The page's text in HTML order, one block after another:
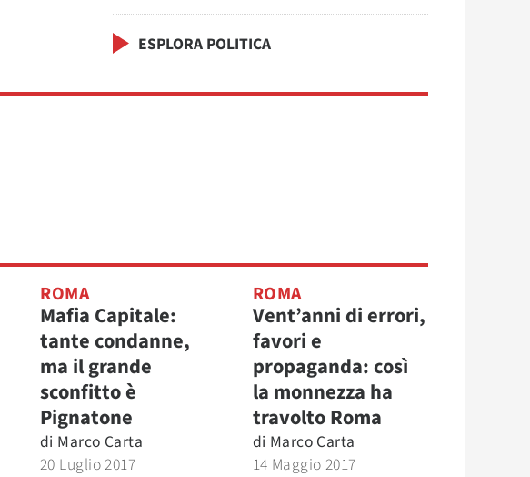
ESPLORA POLITICA
ROMA
Mafia Capitale:
tante condanne,
ma il grande
sconfitto è
Pignatone
di Marco Carta
20 Luglio 2017
ROMA
Vent’anni di errori,
favori e
propaganda: così
la monnezza ha
travolto Roma
di Marco Carta
14 Maggio 2017